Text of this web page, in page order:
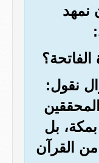
نمهد
نقول:
بل
القرآن